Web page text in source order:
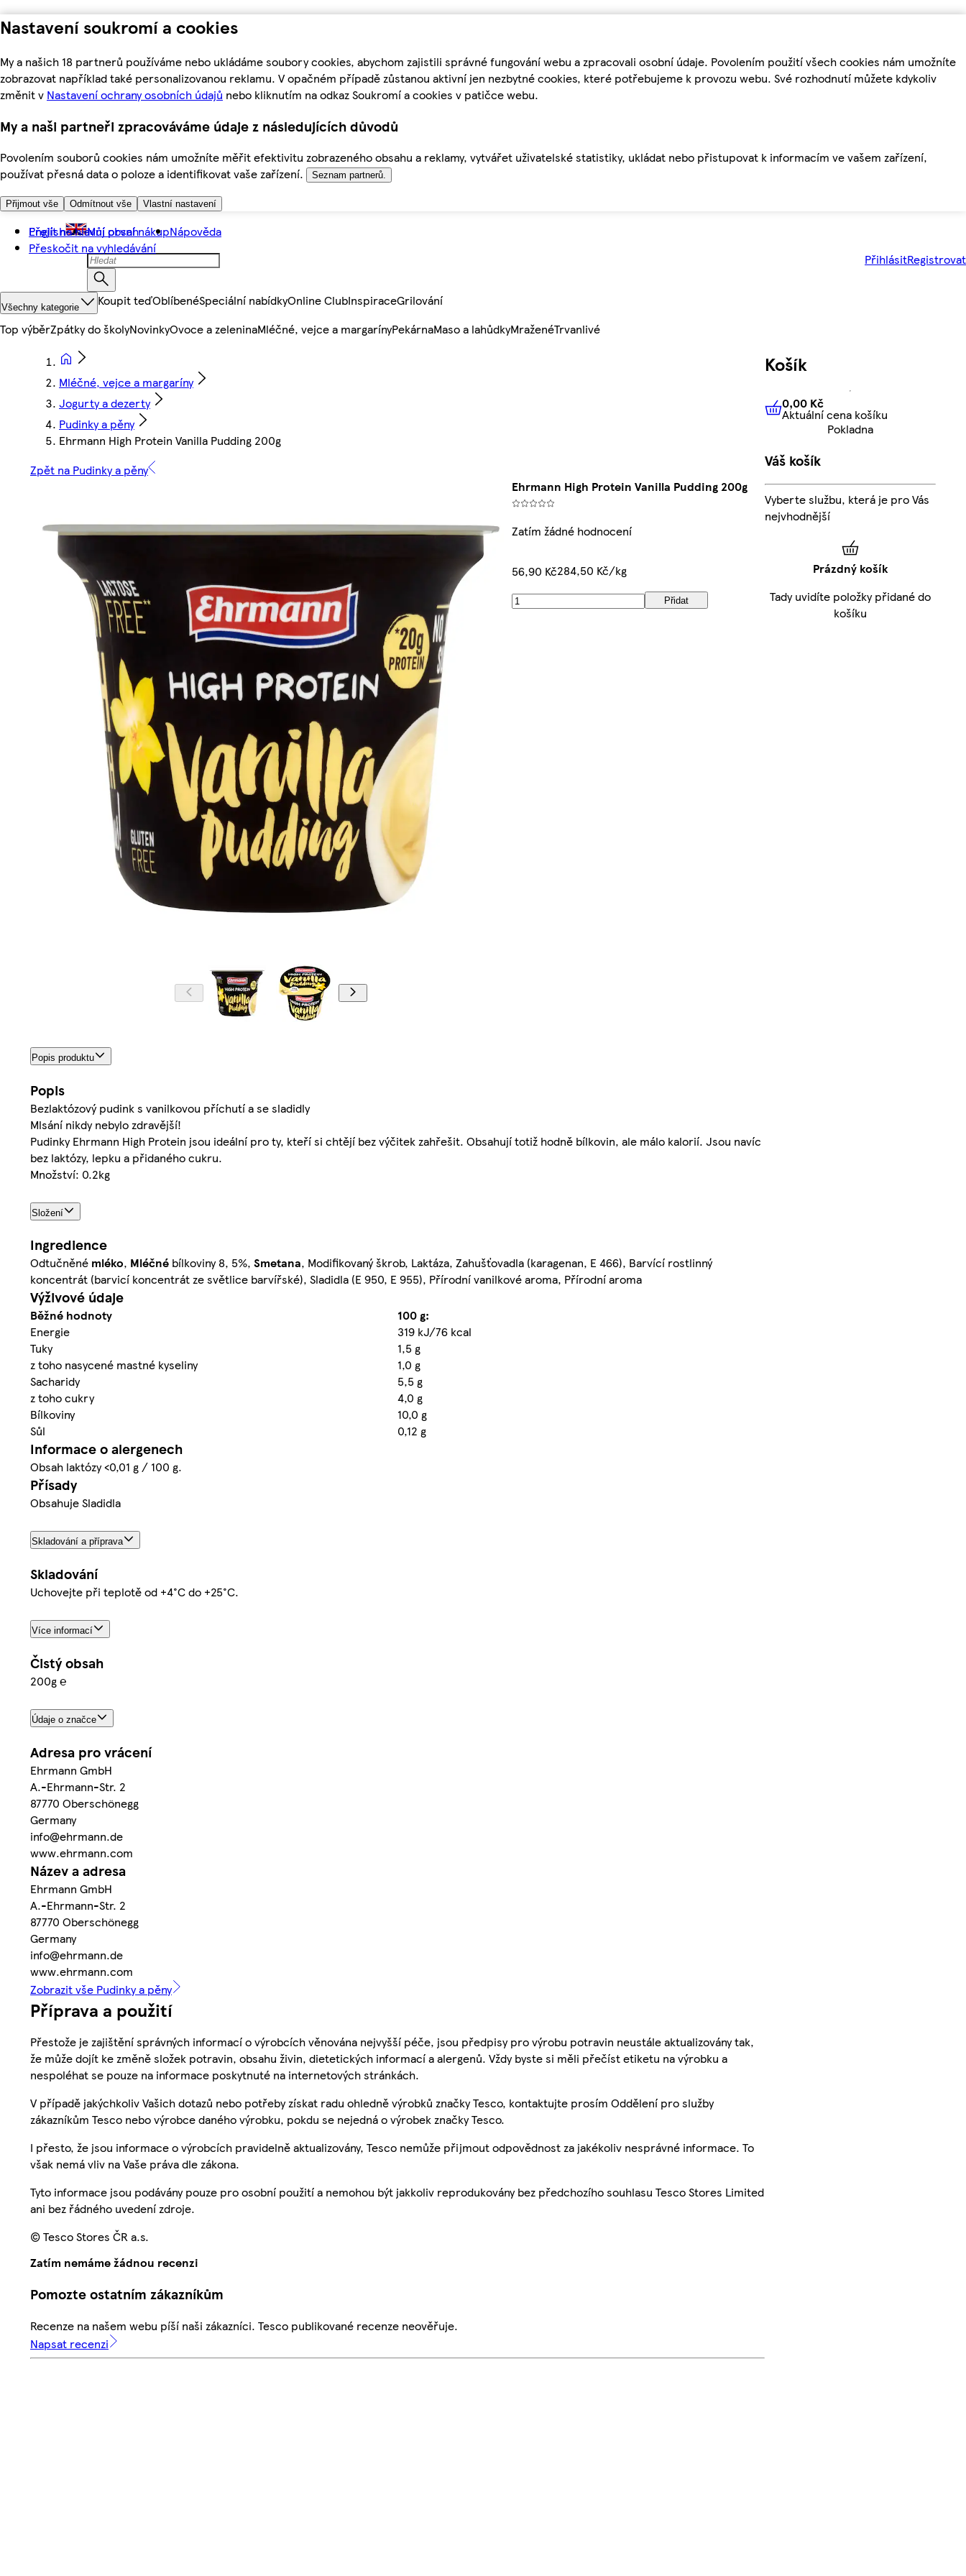
Nastavení soukromí a cookies
My a našich 18 partnerů používáme nebo ukládáme soubory cookies, abychom zajistili správné fungování webu a zpracovali osobní údaje. Povolením použití všech cookies nám umožníte
zobrazovat například také personalizovanou reklamu. V opačném případě zůstanou aktivní jen nezbytné cookies, které potřebujeme k provozu webu. Své rozhodnutí můžete kdykoliv
změnit v Nastavení ochrany osobních údajů nebo kliknutím na odkaz Soukromí a cookies v patičce webu.
My a naši partneři zpracováváme údaje z následujících důvodů
Povolením souborů cookies nám umožníte měřit efektivitu zobrazeného obsahu a reklamy, vytvářet uživatelské statistiky, ukládat nebo přistupovat k informacím ve vašem zařízení,
používat přesná data o poloze a identifikovat vaše zařízení.
Seznam partnerů.
Přijmout vše Odmítnout vše Vlastní nastavení
Přejít na hlavní obsah
Přeskočit na vyhledávání
English Můj první nákupNápověda
PřihlásitRegistrovat
Všechny kategorie Koupit teďOblíbenéSpeciální nabídkyOnline ClubInspiraceGrilování
Top výběrZpátky do školyNovinkyOvoce a zeleninaMléčné, vejce a margarínyPekárnaMaso a lahůdkyMraženéTrvanlivé
Mléčné, vejce a margaríny
Jogurty a dezerty
Pudinky a pěny
Ehrmann High Protein Vanilla Pudding 200g
Zpět na Pudinky a pěny
Ehrmann High Protein Vanilla Pudding 200g
Zatím žádné hodnocení
56,90 Kč284,50 Kč/kg
Přidat
Popis produktu
Popis
Bezlaktózový pudink s vanilkovou příchutí a se sladidly
Mlsání nikdy nebylo zdravější!
Pudinky Ehrmann High Protein jsou ideální pro ty, kteří si chtějí bez výčitek zahřešit. Obsahují totiž hodně bílkovin, ale málo kalorií. Jsou navíc
bez laktózy, lepku a přidaného cukru.
Množství: 0.2kg
Složení
Ingredience
Odtučněné mléko, Mléčné bílkoviny 8, 5%, Smetana, Modifikovaný škrob, Laktáza, Zahušťovadla (karagenan, E 466), Barvící rostlinný
koncentrát (barvicí koncentrát ze světlice barvířské), Sladidla (E 950, E 955), Přírodní vanilkové aroma, Přírodní aroma
Výživové údaje
Běžné hodnoty
100 g:
Energie
319 kJ/76 kcal
Tuky
1,5 g
z toho nasycené mastné kyseliny
1,0 g
Sacharidy
5,5 g
z toho cukry
4,0 g
Bílkoviny
10,0 g
Sůl
0,12 g
Informace o alergenech
Obsah laktózy <0,01 g / 100 g.
Přísady
Obsahuje Sladidla
Skladování a příprava
Skladování
Uchovejte při teplotě od +4°C do +25°C.
Více informací
Čistý obsah
200g ℮
Údaje o značce
Adresa pro vrácení
Ehrmann GmbH
A.-Ehrmann-Str. 2
87770 Oberschönegg
Germany
info@ehrmann.de
www.ehrmann.com
Název a adresa
Ehrmann GmbH
A.-Ehrmann-Str. 2
87770 Oberschönegg
Germany
info@ehrmann.de
www.ehrmann.com
Zobrazit vše Pudinky a pěny
Příprava a použití
Přestože je zajištění správných informací o výrobcích věnována nejvyšší péče, jsou předpisy pro výrobu potravin neustále aktualizovány tak,
že může dojít ke změně složek potravin, obsahu živin, dietetických informací a alergenů. Vždy byste si měli přečíst etiketu na výrobku a
nespoléhat se pouze na informace poskytnuté na internetových stránkách.
V případě jakýchkoliv Vašich dotazů nebo potřeby získat radu ohledně výrobků značky Tesco, kontaktujte prosím Oddělení pro služby
zákazníkům Tesco nebo výrobce daného výrobku, pokdu se nejedná o výrobek značky Tesco.
I přesto, že jsou informace o výrobcích pravidelně aktualizovány, Tesco nemůže přijmout odpovědnost za jakékoliv nesprávné informace. To
však nemá vliv na Vaše práva dle zákona.
Tyto informace jsou podávány pouze pro osobní použití a nemohou být jakkoliv reprodukovány bez předchozího souhlasu Tesco Stores Limited
ani bez řádného uvedení zdroje.
© Tesco Stores ČR a.s.
Zatím nemáme žádnou recenzi
Pomozte ostatním zákazníkům
Recenze na našem webu píší naši zákazníci. Tesco publikované recenze neověřuje.
Napsat recenzi
Košík
0,00 KčAktuální cena košíku
0,00 Kč
Aktuální cena košíku
Pokladna
Váš košík
Vyberte službu, která je pro Vás
nejvhodnější
Prázdný košík
Tady uvidíte položky přidané do
košíku